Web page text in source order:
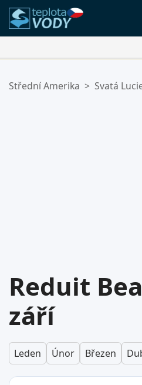
Váš seznam oblíbených je
Střední Amerika > Svatá
Reduit
září
Leden Únor Březen